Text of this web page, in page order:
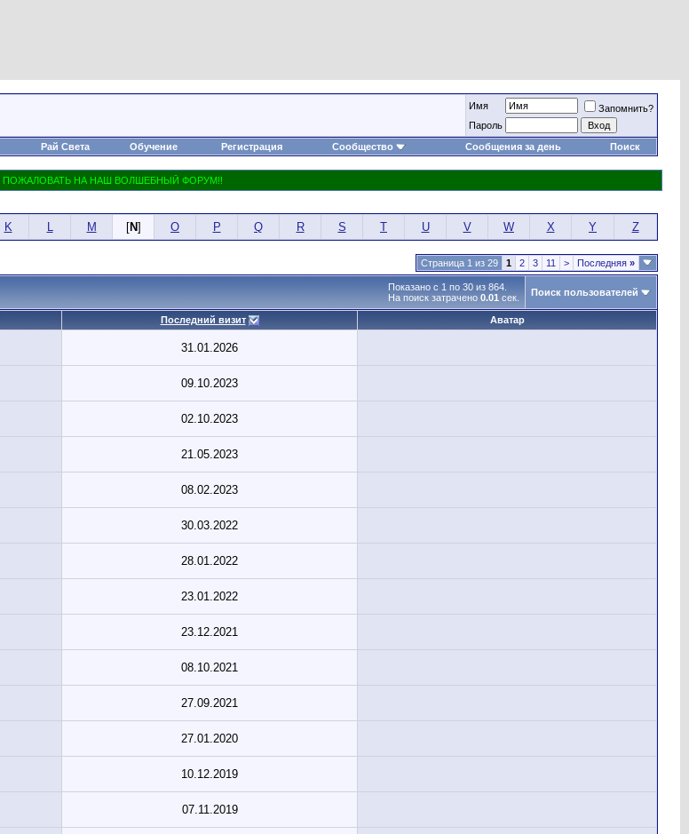
Имя
Запомнить?
Пароль
Рай Света Обучение Регистрация Сообщество Сообщения за день Поиск
K L M [N] O P Q R S T U V W X Y Z
Страница 1 из 29 1 2 3 11 > Последняя »
Показано с 1 по 30 из 864.
На поиск затрачено 0.01 сек. Поиск пользователей
Последний визит Аватар
31.01.2026
09.10.2023
02.10.2023
21.05.2023
08.02.2023
30.03.2022
28.01.2022
23.01.2022
23.12.2021
08.10.2021
27.09.2021
27.01.2020
10.12.2019
07.11.2019